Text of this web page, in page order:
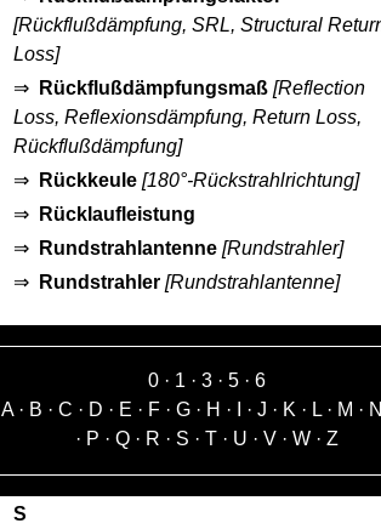
[Rückflußdämpfung, SRL, Structural
Loss]
⇒
Rückflußdämpfungsmaß [Reflection
Loss, Reflexionsdämpfung, Return Loss,
Rückflußdämpfung]
⇒
Rückkeule [180°-Rückstrahlrichtung]
⇒
Rücklaufleistung
⇒
Rundstrahlantenne [Rundstrahler]
⇒
Rundstrahler [Rundstrahlantenne]
0 · 1 ·3 ·5 ·6
A· B · C · D · E · F· G· H · · J · K· L· M · N
· P ·Q · R · S ·T · U ·V ·W ·Z
S